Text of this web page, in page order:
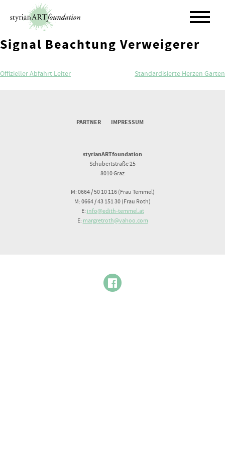
Signal Beachtung Verweigerer
Beitragsnavigation
Offizieller Abfahrt Leiter Standardisierte Herzen Garten
PARTNER IMPRESSUM
styrianARTfoundation
Schubertstraße 25
8010 Graz
M: 0664 / 50 10 116 (Frau Temmel)
M: 0664 / 43 151 30 (Frau Roth)
E: info@edith-temmel.at
E: margretroth@yahoo.com